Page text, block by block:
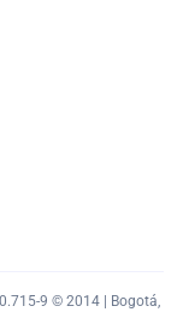
9 © 2014 | Bogotá,